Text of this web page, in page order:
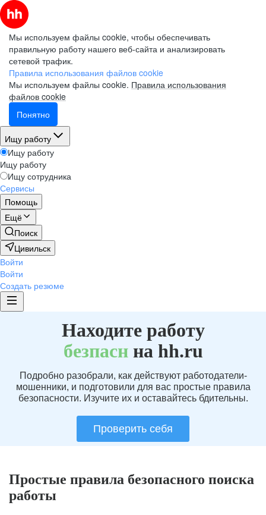
Мы используем файлы cookie, чтобы обеспечивать
правильную работу нашего веб-сайта и анализировать
сетевой трафик.
Правила использования файлов cookie
Мы используем файлы cookie. Правила использования
файлов cookie
Понятно
Ищу работу
Ищу работу
Ищу работу
Ищу сотрудника
Сервисы
Помощь
Ещё
Поиск
Цивильск
Войти
Войти
Создать резюме
Находите работу
безпаснна hh.ru
Подробно разобрали, как действуют работодатели-
мошенники, и подготовили для вас простые правила
безопасности. Изучите их и оставайтесь бдительны.
Проверить себя
Простые правила безопасного поиска
работы